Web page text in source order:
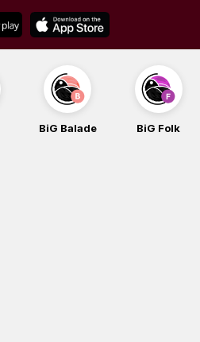
BiG Balade BiG Folk